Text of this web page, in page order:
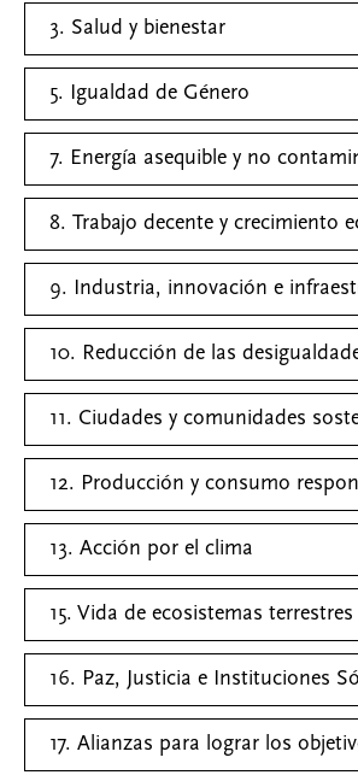
3. Salud y bienestar
5. Igualdad de Género
7. Energía asequible y no
8. Trabajo decente y crecimiento
9. Industria, innovación e
10. Reducción de las
11. Ciudades y comunidades
12. Producción y consumo
13. Acción por el clima
15. Vida de ecosistemas terrestres
16. Paz, Justicia e Instituciones
17. Alianzas para lograr los